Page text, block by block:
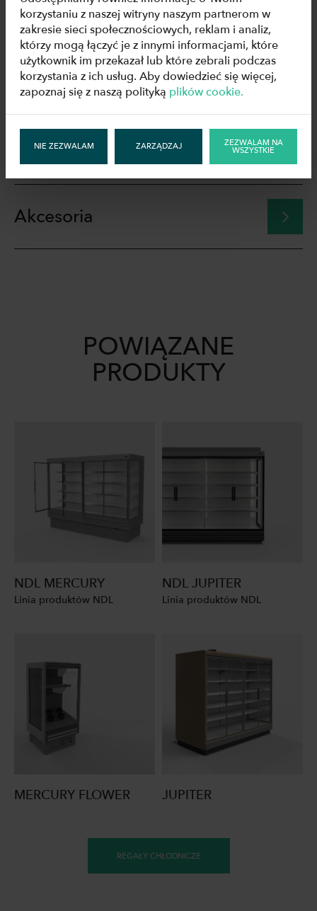
Rysunki
Specyfikacje techniczne
Do pobrania
Akcesoria
POWIĄZANE
PRODUKTY
NDL MERCURY
Linia produktów NDL
NDL JUPITER
Linia produktów NDL
MERCURY FLOWER JUPITER
REGAŁY CHŁODNICZE
korzystaniu z naszej witryny naszym partnerom w
zakresie sieci społecznościowych, reklam i analiz,
którzy mogą łączyć je z innymi informacjami, które
użytkownik im przekazał lub które zebrali podczas
korzystania z ich usług. Aby dowiedzieć się więcej,
zapoznaj się z naszą polityką plików cookie.
NIE ZEZWALAM ZARZĄDZAJ ZEZWALAM NA
WSZYSTKIE